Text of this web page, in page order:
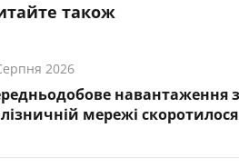
також
2026
навантаження
мережі